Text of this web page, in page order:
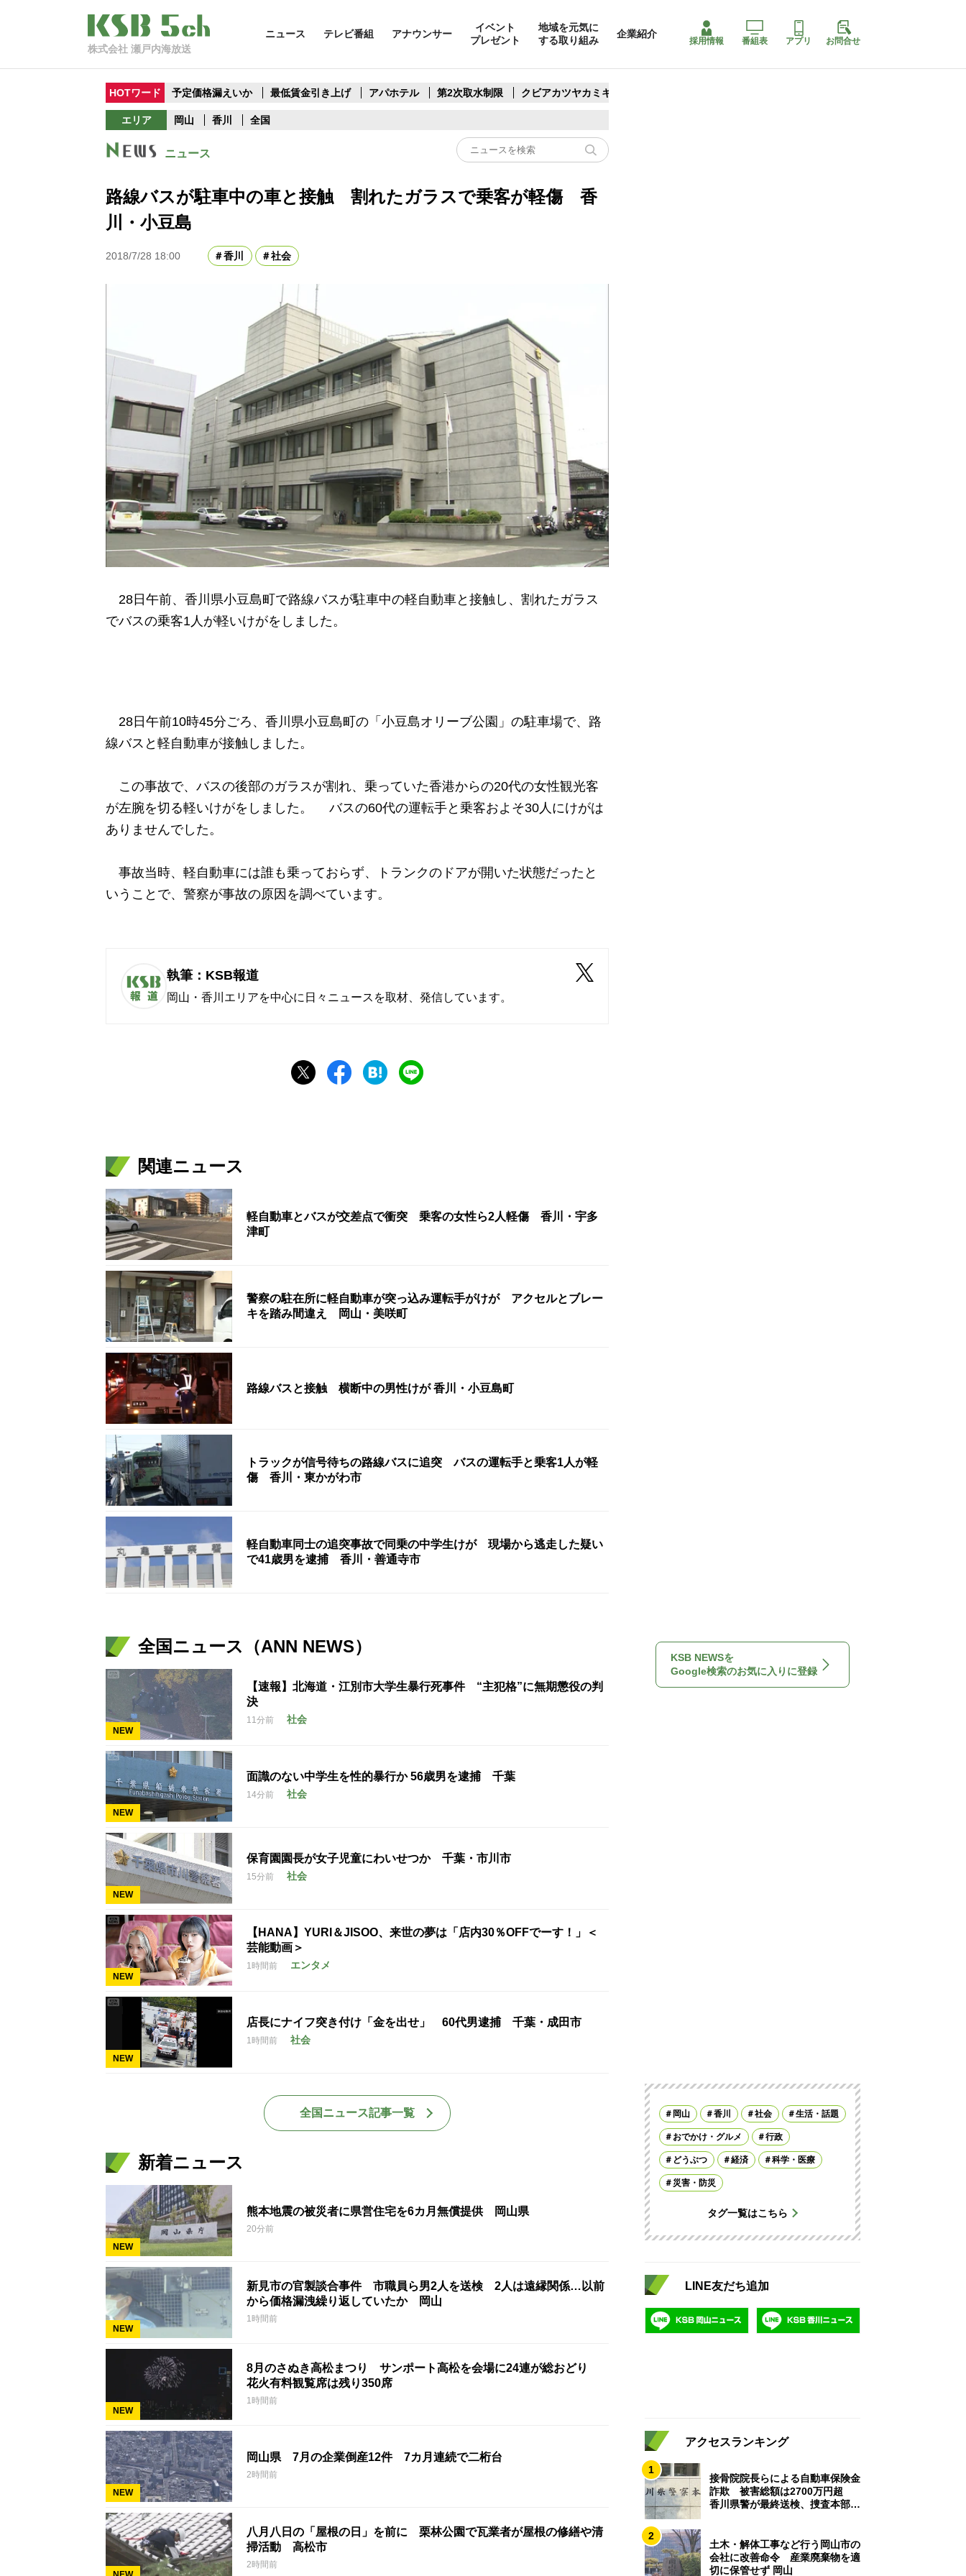
株式会社 瀬戸内海放送
ニュース テレビ番組 アナウンサー
イベント
プレゼント
地域を元気に
する取り組み
企業紹介
採用情報 番組表 アプリ お問合せ
HOTワード 予定価格漏えいか 最低賃金引き上げ アパホテル 第2次取水制限 クビアカツヤカミキリ
エリア 岡山 香川 全国
ニュース
路線バスが駐車中の車と接触 割れたガラスで乗客が軽傷 香
川・小豆島
2018/7/28 18:00 香川 社会
28日午前、香川県小豆島町で路線バスが駐車中の軽自動車と接触し、割れたガラス
でバスの乗客1人が軽いけがをしました。
28日午前10時45分ごろ、香川県小豆島町の「小豆島オリーブ公園」の駐車場で、路
線バスと軽自動車が接触しました。
この事故で、バスの後部のガラスが割れ、乗っていた香港からの20代の女性観光客
が左腕を切る軽いけがをしました。 バスの60代の運転手と乗客およそ30人にけがは
ありませんでした。
事故当時、軽自動車には誰も乗っておらず、トランクのドアが開いた状態だったと
いうことで、警察が事故の原因を調べています。
執筆：KSB報道
岡山・香川エリアを中心に日々ニュースを取材、発信しています。
関連ニュース
軽自動車とバスが交差点で衝突 乗客の女性ら2人軽傷 香川・宇多
津町
警察の駐在所に軽自動車が突っ込み運転手がけが アクセルとブレー
キを踏み間違え 岡山・美咲町
路線バスと接触 横断中の男性けが 香川・小豆島町
トラックが信号待ちの路線バスに追突 バスの運転手と乗客1人が軽
傷 香川・東かがわ市
軽自動車同士の追突事故で同乗の中学生けが 現場から逃走した疑い
で41歳男を逮捕 香川・善通寺市
全国ニュース（ANN NEWS）
NEW
【速報】北海道・江別市大学生暴行死事件 “主犯格”に無期懲役の判
決
11分前 社会
NEW
面識のない中学生を性的暴行か 56歳男を逮捕 千葉
14分前 社会
NEW
保育園園長が女子児童にわいせつか 千葉・市川市
15分前 社会
NEW
【HANA】YURI＆JISOO、来世の夢は「店内30％OFFでーす！」＜
芸能動画＞
1時間前 エンタメ
NEW
店長にナイフ突き付け「金を出せ」 60代男逮捕 千葉・成田市
1時間前 社会
全国ニュース記事一覧
新着ニュース
NEW
熊本地震の被災者に県営住宅を6カ月無償提供 岡山県
20分前
NEW
新見市の官製談合事件 市職員ら男2人を送検 2人は遠縁関係…以前
から価格漏洩繰り返していたか 岡山
1時間前
NEW
8月のさぬき高松まつり サンポート高松を会場に24連が総おどり
花火有料観覧席は残り350席
1時間前
NEW
岡山県 7月の企業倒産12件 7カ月連続で二桁台
2時間前
八月八日の「屋根の日」を前に 栗林公園で瓦業者が屋根の修繕や清
掃活動 高松市
2時間前
KSB NEWSを
Google検索のお気に入りに登録
岡山 香川 社会 生活・話題
おでかけ・グルメ 行政
どうぶつ 経済 科学・医療
災害・防災
タグ一覧はこちら
LINE友だち追加
アクセスランキング
1
接骨院院長らによる自動車保険金
詐欺 被害総額は2700万円超
香川県警が最終送検、捜査本部解
2
土木・解体工事など行う岡山市の
会社に改善命令 産業廃棄物を適
切に保管せず 岡山